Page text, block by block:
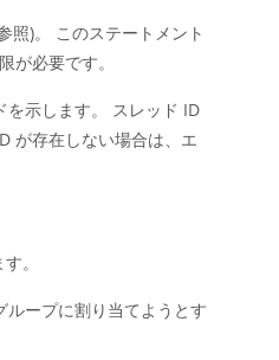
照)。 このステートメント
が必要です。
を示します。 スレッド ID
が存在しない場合は、エ
。
ープに割り当てようとす